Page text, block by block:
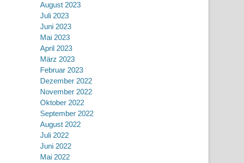
August 2023
Juli 2023
Juni 2023
Mai 2023
April 2023
März 2023
Februar 2023
Dezember 2022
November 2022
Oktober 2022
September 2022
August 2022
Juli 2022
Juni 2022
Mai 2022